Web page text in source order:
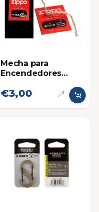
Mecha para
Encendedores
€3,00